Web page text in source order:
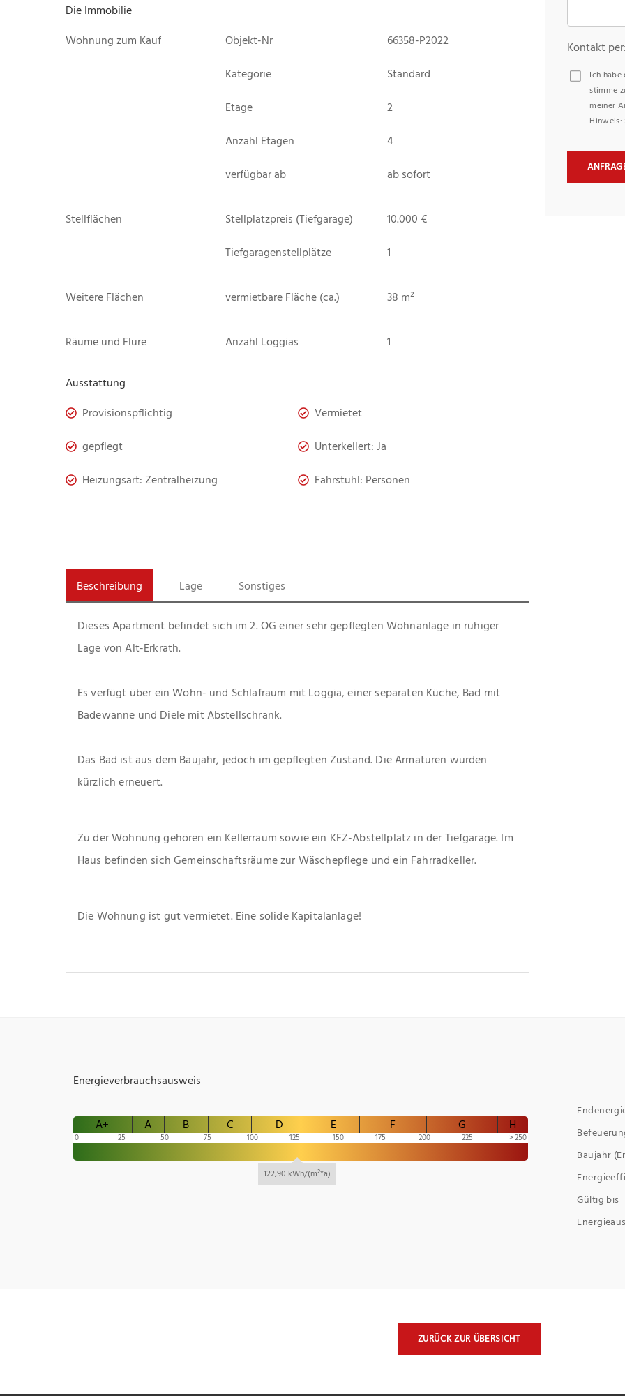
Die Immobilie
Wohnung zum Kauf
Objekt-Nr
66358-P2022
Kategorie
Standard
Etage
2
Anzahl Etagen
4
verfügbar ab
ab sofort
Stellflächen Stellplatzpreis (Tiefgarage)
10.000 €
Tiefgaragenstellplätze
1
Weitere Flächen vermietbare Fläche (ca.) 38 m²
Räume und Flure Anzahl Loggias 1
Ausstattung
Provisionspflichtig
Vermietet
gepflegt
Unterkellert: Ja
Heizungsart: Zentralheizung
Fahrstuhl: Personen
Beschreibung Lage Sonstiges
Dieses Apartment befindet sich im 2. OG einer sehr gepflegten Wohnanlage in ruhiger
Lage von Alt-Erkrath.
Es verfügt über ein Wohn- und Schlafraum mit Loggia, einer separaten Küche, Bad mit
Badewanne und Diele mit Abstellschrank.
Das Bad ist aus dem Baujahr, jedoch im gepflegten Zustand. Die Armaturen wurden
kürzlich erneuert.
Zu der Wohnung gehören ein Kellerraum sowie ein KFZ-Abstellplatz in der Tiefgarage. Im
Haus befinden sich Gemeinschaftsräume zur Wäschepflege und ein Fahrradkeller.
Die Wohnung ist gut vermietet. Eine solide Kapitalanlage!
Kontakt per:
Ich habe
stimme
meiner
Energieverbrauchsausweis
A+ A B C D E F G H
0 25 50 75 100 125 150 175 200 225 250
122,90 kWh/(m²*a)
Baujahr
Gültig bis
ZURÜCK ZUR ÜBERSICHT